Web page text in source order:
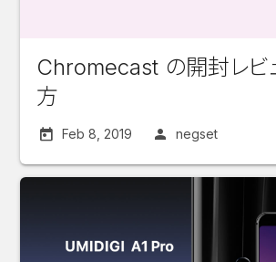
Chromecast の開封レビ
方
Feb 8, 2019 negset